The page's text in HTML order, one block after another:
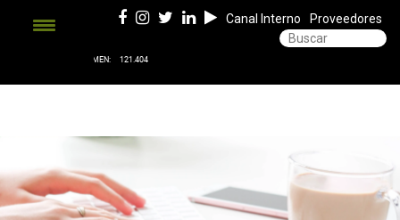
Canal Interno Proveedores